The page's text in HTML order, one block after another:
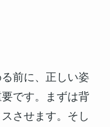
前に、正しい姿
です。まずは背
させます。そし